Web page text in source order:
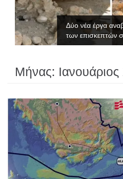
Δύο νέα έργα
των επισκεπτών
Μήνας: